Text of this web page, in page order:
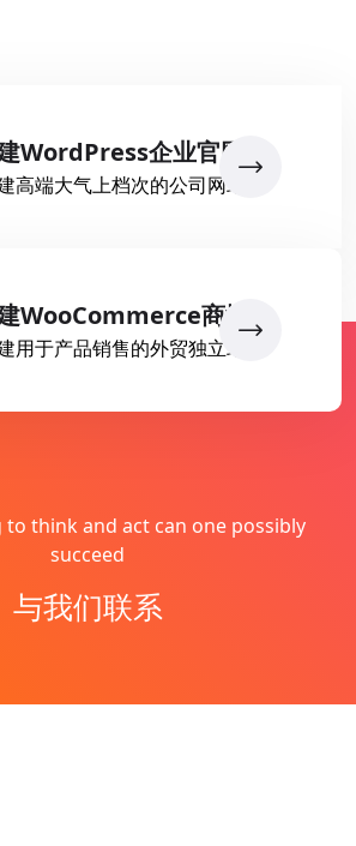
WordPress企业官网
高端大气上档次的公司网站
WooCommerce商城
用于产品销售的外贸独立站
to think and act can one possibly
succeed
与我们联系